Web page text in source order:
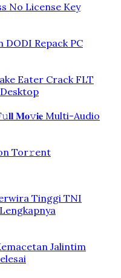
No License Key
DODI Repack PC
Eater Crack FLT
𝐌𝐨𝚟𝐢𝐞 Multi-Audio
Tor𝚛ent
Tinggi TNI
Jalintim